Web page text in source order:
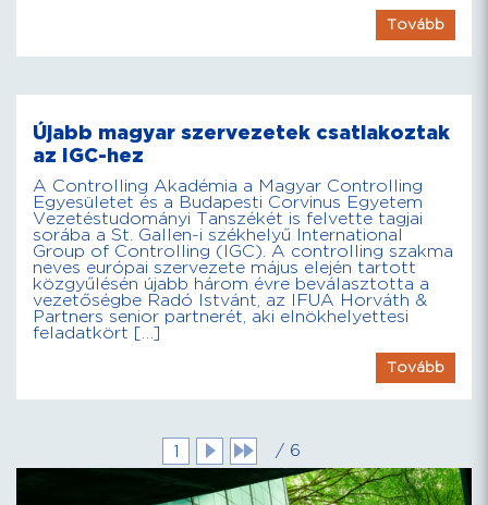
Tovább
Újabb magyar szervezetek csatlakoztak
az IGC-hez
A Controlling Akadémia a Magyar Controlling
Egyesületet és a Budapesti Corvinus Egyetem
Vezetéstudományi Tanszékét is felvette tagjai
sorába a St. Gallen-i székhelyű International
Group of Controlling (IGC). A controlling szakma
neves európai szervezete május elején tartott
közgyűlésén újabb három évre beválasztotta a
vezetőségbe Radó Istvánt, az IFUA Horváth &
Partners senior partnerét, aki elnökhelyettesi
feladatkört […]
Tovább
1 / 6